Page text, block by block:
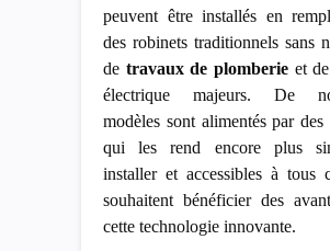
peuvent être installés en
des robinets traditionnels sans
de travaux de plomberie et
électrique majeurs. De
modèles sont alimentés par
qui les rend encore plus
installer et accessibles à tous
souhaitent bénéficier des
cette technologie innovante.